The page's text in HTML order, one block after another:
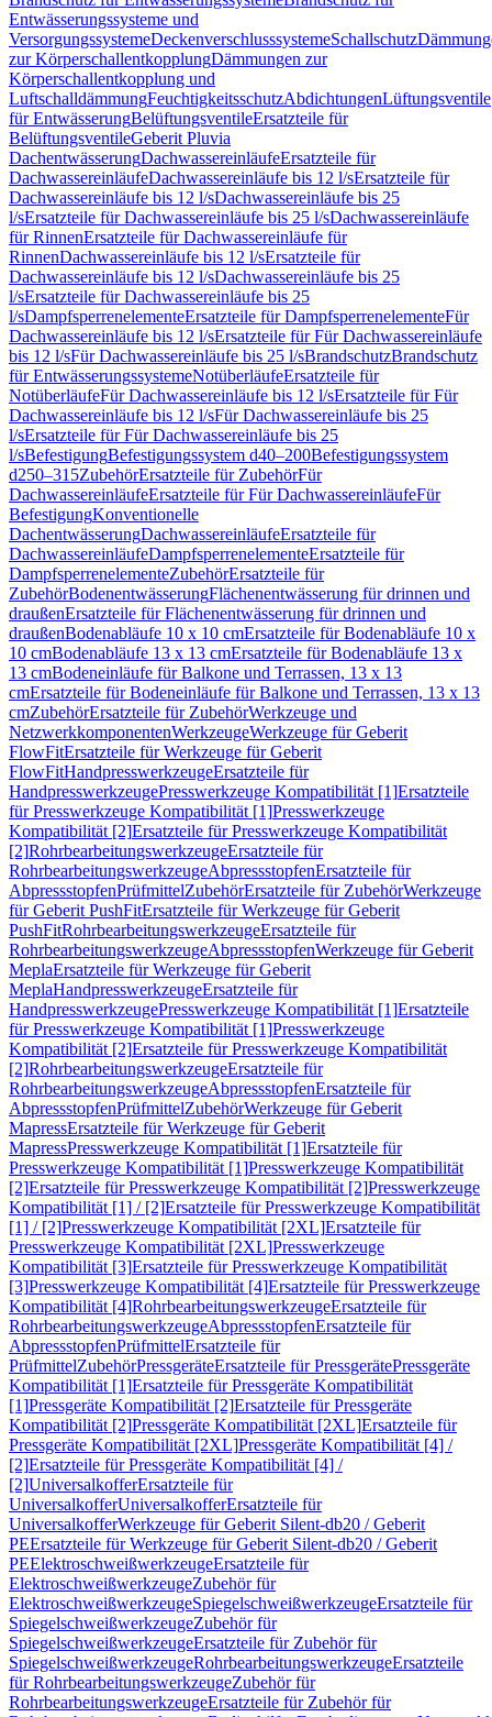
Entwässerungssysteme und
VersorgungssystemeDeckenverschlusssystemeSchallschutz
zur KörperschallentkopplungDämmungen zur
Körperschallentkopplung und
LuftschalldämmungFeuchtigkeitsschutzAbdichtungenLüftungsventile
für EntwässerungBelüftungsventileErsatzteile für
BelüftungsventileGeberit Pluvia
DachentwässerungDachwassereinläufeErsatzteile für
DachwassereinläufeDachwassereinläufe bis 12 l/sErsatzteile für
Dachwassereinläufe bis 12 l/sDachwassereinläufe bis 25
l/sErsatzteile für Dachwassereinläufe bis 25 l/sDachwassereinläufe
für RinnenErsatzteile für Dachwassereinläufe für
RinnenDachwassereinläufe bis 12 l/sErsatzteile für
Dachwassereinläufe bis 12 l/sDachwassereinläufe bis 25
l/sErsatzteile für Dachwassereinläufe bis 25
l/sDampfsperrenelementeErsatzteile für DampfsperrenelementeFür
Dachwassereinläufe bis 12 l/sErsatzteile für Für Dachwassereinläufe
bis 12 l/sFür Dachwassereinläufe bis 25 l/sBrandschutzBrandschutz
für EntwässerungssystemeNotüberläufeErsatzteile für
NotüberläufeFür Dachwassereinläufe bis 12 l/sErsatzteile für Für
Dachwassereinläufe bis 12 l/sFür Dachwassereinläufe bis 25
l/sErsatzteile für Für Dachwassereinläufe bis 25
l/sBefestigungBefestigungssystem d40–200Befestigungssystem
d250–315ZubehörErsatzteile für ZubehörFür
DachwassereinläufeErsatzteile für Für DachwassereinläufeFür
BefestigungKonventionelle
DachentwässerungDachwassereinläufeErsatzteile für
DachwassereinläufeDampfsperrenelementeErsatzteile für
DampfsperrenelementeZubehörErsatzteile für
ZubehörBodenentwässerungFlächenentwässerung für drinnen und
draußenErsatzteile für Flächenentwässerung für drinnen und
draußenBodenabläufe 10 x 10 cmErsatzteile für Bodenabläufe 10 x
10 cmBodenabläufe 13 x 13 cmErsatzteile für Bodenabläufe 13 x
13 cmBodeneinläufe für Balkone und Terrassen, 13 x 13
cmErsatzteile für Bodeneinläufe für Balkone und Terrassen, 13 x 13
cmZubehörErsatzteile für ZubehörWerkzeuge und
NetzwerkkomponentenWerkzeugeWerkzeuge für Geberit
FlowFitErsatzteile für Werkzeuge für Geberit
FlowFitHandpresswerkzeugeErsatzteile für
HandpresswerkzeugePresswerkzeuge Kompatibilität [1]Ersatzteile
für Presswerkzeuge Kompatibilität [1]Presswerkzeuge
Kompatibilität [2]Ersatzteile für Presswerkzeuge Kompatibilität
[2]RohrbearbeitungswerkzeugeErsatzteile für
RohrbearbeitungswerkzeugeAbpressstopfenErsatzteile für
AbpressstopfenPrüfmittelZubehörErsatzteile für ZubehörWerkzeuge
für Geberit PushFitErsatzteile für Werkzeuge für Geberit
PushFitRohrbearbeitungswerkzeugeErsatzteile für
RohrbearbeitungswerkzeugeAbpressstopfenWerkzeuge für Geberit
MeplaErsatzteile für Werkzeuge für Geberit
MeplaHandpresswerkzeugeErsatzteile für
HandpresswerkzeugePresswerkzeuge Kompatibilität [1]Ersatzteile
für Presswerkzeuge Kompatibilität [1]Presswerkzeuge
Kompatibilität [2]Ersatzteile für Presswerkzeuge Kompatibilität
[2]RohrbearbeitungswerkzeugeErsatzteile für
RohrbearbeitungswerkzeugeAbpressstopfenErsatzteile für
AbpressstopfenPrüfmittelZubehörWerkzeuge für Geberit
MapressErsatzteile für Werkzeuge für Geberit
MapressPresswerkzeuge Kompatibilität [1]Ersatzteile für
Presswerkzeuge Kompatibilität [1]Presswerkzeuge Kompatibilität
[2]Ersatzteile für Presswerkzeuge Kompatibilität [2]Presswerkzeuge
Kompatibilität [1] / [2]Ersatzteile für Presswerkzeuge Kompatibilität
[1] / [2]Presswerkzeuge Kompatibilität [2XL]Ersatzteile für
Presswerkzeuge Kompatibilität [2XL]Presswerkzeuge
Kompatibilität [3]Ersatzteile für Presswerkzeuge Kompatibilität
[3]Presswerkzeuge Kompatibilität [4]Ersatzteile für Presswerkzeuge
Kompatibilität [4]RohrbearbeitungswerkzeugeErsatzteile für
RohrbearbeitungswerkzeugeAbpressstopfenErsatzteile für
AbpressstopfenPrüfmittelErsatzteile für
PrüfmittelZubehörPressgeräteErsatzteile für PressgerätePressgeräte
Kompatibilität [1]Ersatzteile für Pressgeräte Kompatibilität
[1]Pressgeräte Kompatibilität [2]Ersatzteile für Pressgeräte
Kompatibilität [2]Pressgeräte Kompatibilität [2XL]Ersatzteile für
Pressgeräte Kompatibilität [2XL]Pressgeräte Kompatibilität [4] /
[2]Ersatzteile für Pressgeräte Kompatibilität [4] /
[2]UniversalkofferErsatzteile für
UniversalkofferUniversalkofferErsatzteile für
UniversalkofferWerkzeuge für Geberit Silent-db20 / Geberit
PEErsatzteile für Werkzeuge für Geberit Silent-db20 / Geberit
PEElektroschweißwerkzeugeErsatzteile für
ElektroschweißwerkzeugeZubehör für
ElektroschweißwerkzeugeSpiegelschweißwerkzeugeErsatzteile für
SpiegelschweißwerkzeugeZubehör für
SpiegelschweißwerkzeugeErsatzteile für Zubehör für
SpiegelschweißwerkzeugeRohrbearbeitungswerkzeugeErsatzteile
für RohrbearbeitungswerkzeugeZubehör für
RohrbearbeitungswerkzeugeErsatzteile für Zubehör für